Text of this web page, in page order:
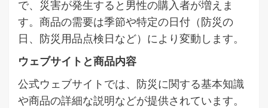
で、災害が発生すると男性の購入者が増えま
す。商品の需要は季節や特定の日付（防災の
日、防災用品点検日など）により変動します。
ウェブサイトと商品内容
公式ウェブサイトでは、防災に関する基本知識
や商品の詳細な説明などが提供されています。